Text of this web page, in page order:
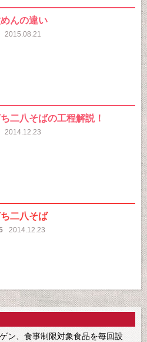
んの違い
2015.08.21
二八そばの工程解説！
2014.12.23
二八そば
2014.12.23
ン、食事制限対象食品を毎回設